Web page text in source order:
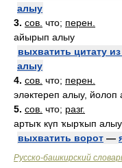
алыу
3. сов. что; перен.
айырып алыу
выхватить цитату из
алыу
4. сов. что; перен.
эләктереп алыу, йолоп
5. сов. что; разг.
артыҡ күп ҡырҡып
выхватить ворот —
Русско-башкирский